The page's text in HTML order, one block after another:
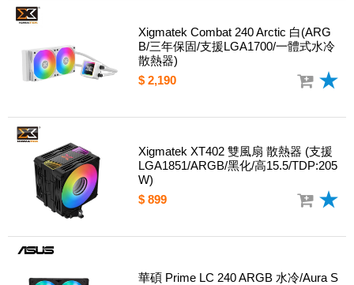
Xigmatek Combat 240 Arctic 白(ARG
B/三年保固/支援LGA1700/一體式水冷
散熱器)
$ 2,190
Xigmatek XT402 雙風扇 散熱器 (支援
LGA1851/ARGB/黑化/高15.5/TDP:205
W)
$ 899
華碩 Prime LC 240 ARGB 水冷/Aura S